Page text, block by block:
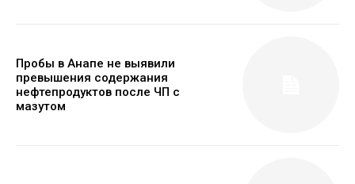
Пробы в Анапе не выявили
превышения содержания
нефтепродуктов после ЧП с
мазутом